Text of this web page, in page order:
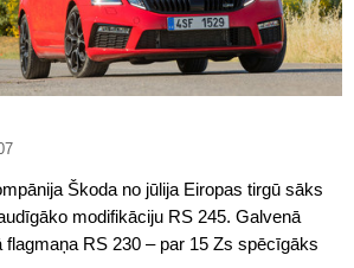
Škoda no jūlija Eiropas tirgū sāks
modifikāciju RS 245. Galvenā
RS 230 – par 15 Zs spēcīgāks